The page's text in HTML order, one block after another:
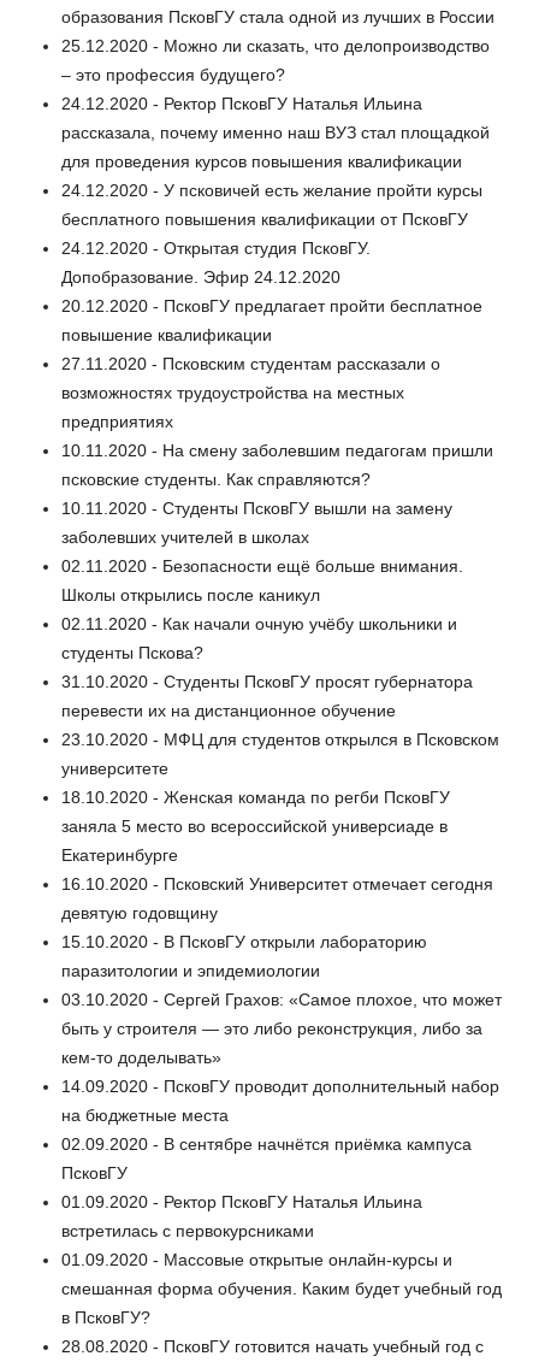
образования ПсковГУ стала одной из лучших в России
25.12.2020 - Можно ли сказать, что делопроизводство
– это профессия будущего?
24.12.2020 - Ректор ПсковГУ Наталья Ильина
рассказала, почему именно наш ВУЗ стал площадкой
для проведения курсов повышения квалификации
24.12.2020 - У псковичей есть желание пройти курсы
бесплатного повышения квалификации от ПсковГУ
24.12.2020 - Открытая студия ПсковГУ.
Допобразование. Эфир 24.12.2020
20.12.2020 - ПсковГУ предлагает пройти бесплатное
повышение квалификации
27.11.2020 - Псковским студентам рассказали о
возможностях трудоустройства на местных
предприятиях
10.11.2020 - На смену заболевшим педагогам пришли
псковские студенты. Как справляются?
10.11.2020 - Студенты ПсковГУ вышли на замену
заболевших учителей в школах
02.11.2020 - Безопасности ещё больше внимания.
Школы открылись после каникул
02.11.2020 - Как начали очную учёбу школьники и
студенты Пскова?
31.10.2020 - Студенты ПсковГУ просят губернатора
перевести их на дистанционное обучение
23.10.2020 - МФЦ для студентов открылся в Псковском
университете
18.10.2020 - Женская команда по регби ПсковГУ
заняла 5 место во всероссийской универсиаде в
Екатеринбурге
16.10.2020 - Псковский Университет отмечает сегодня
девятую годовщину
15.10.2020 - В ПсковГУ открыли лабораторию
паразитологии и эпидемиологии
03.10.2020 - Сергей Грахов: «Самое плохое, что может
быть у строителя — это либо реконструкция, либо за
кем-то доделывать»
14.09.2020 - ПсковГУ проводит дополнительный набор
на бюджетные места
02.09.2020 - В сентябре начнётся приёмка кампуса
ПсковГУ
01.09.2020 - Ректор ПсковГУ Наталья Ильина
встретилась с первокурсниками
01.09.2020 - Массовые открытые онлайн-курсы и
смешанная форма обучения. Каким будет учебный год
в ПсковГУ?
28.08.2020 - ПсковГУ готовится начать учебный год с